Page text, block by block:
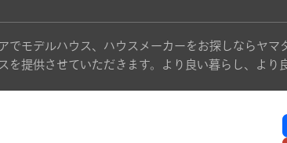
でモデルハウス、ハウスメーカーをお探しならヤ
を提供させていただきます。より良い暮らし、より